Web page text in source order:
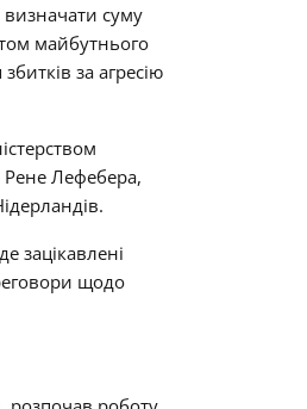
визначати суму
майбутнього
за агресію
Рене Лефебера,
зацікавлені
щодо